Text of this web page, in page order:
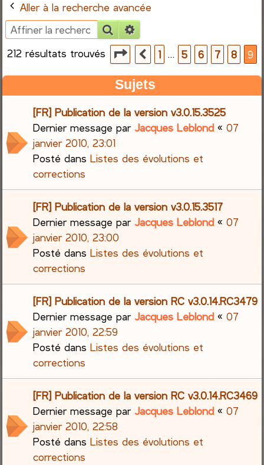
e
r
Aller à la recherche avancée
Rechercher
212 résultats trouvés
Page 9sur9
Précédente
1 … 5 6 7 8 9
Sujets
[FR] Publication de la version v3.0.15.3525
Dernier message parJacques Leblond «07
janvier 2010, 23:01
Posté dansListes des évolutions et
corrections
[FR] Publication de la version v3.0.15.3517
Dernier message parJacques Leblond «07
janvier 2010, 23:00
Posté dansListes des évolutions et
corrections
[FR] Publication de la version RC v3.0.14.RC3479
Dernier message parJacques Leblond «07
janvier 2010, 22:59
Posté dansListes des évolutions et
corrections
[FR] Publication de la version RC v3.0.14.RC3469
Dernier message parJacques Leblond «07
janvier 2010, 22:58
Posté dansListes des évolutions et
corrections